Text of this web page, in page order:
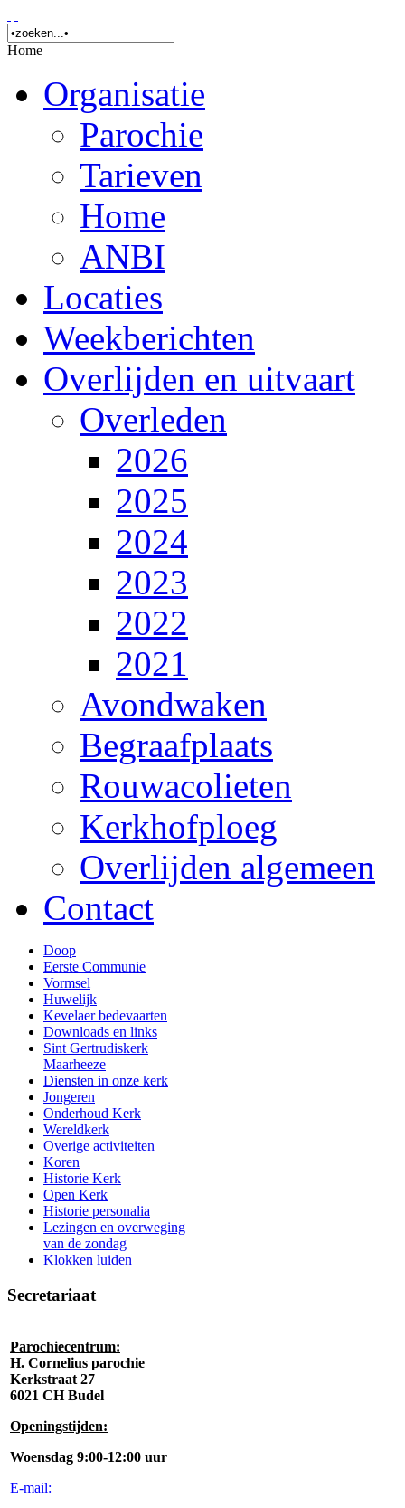
Home
Organisatie
Parochie
Tarieven
Home
ANBI
Locaties
Weekberichten
Overlijden en uitvaart
Overleden
2026
2025
2024
2023
2022
2021
Avondwaken
Begraafplaats
Rouwacolieten
Kerkhofploeg
Overlijden algemeen
Contact
Doop
Eerste Communie
Vormsel
Huwelijk
Kevelaer bedevaarten
Downloads en links
Sint Gertrudiskerk
Maarheeze
Diensten in onze kerk
Jongeren
Onderhoud Kerk
Wereldkerk
Overige activiteiten
Koren
Historie Kerk
Open Kerk
Historie personalia
Lezingen en overweging
van de zondag
Klokken luiden
Secretariaat
Parochiecentrum:
H. Cornelius parochie
Kerkstraat 27
6021 CH Budel
Openingstijden:
Woensdag 9:00-12:00 uur
E-mail: